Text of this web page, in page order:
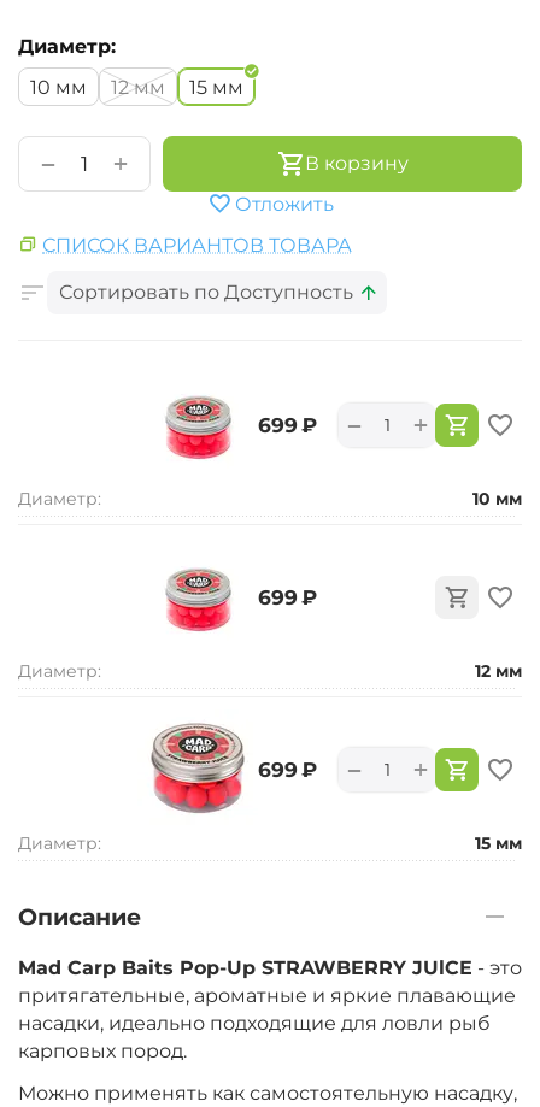
Диаметр:
10 мм
12 мм 15 мм
+
−
В корзину
Отложить
СПИСОК ВАРИАНТОВ ТОВАРА
Сортировать по Доступность
‍699‍ ₽ +
−
Диаметр: 10 мм
‍699‍ ₽
Диаметр: 12 мм
‍699‍ ₽ +
−
Диаметр: 15 мм
Описание
Mad Carp Baits Pop-Up STRAWBERRY JUlCE - это
притягательные, ароматные и яркие плавающие
насадки, идеально подходящие для ловли рыб
карповых пород.
Можно применять как самостоятельную насадку,